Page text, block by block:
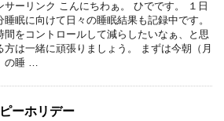
サーリンク こんにちわぁ。 ひでです。 １日
睡眠に向けて日々の睡眠結果も記録中です。
間をコントロールして減らしたいなぁ、と思
方は一緒に頑張りましょう。 まずは今朝（月
の睡 …
ーホリデー